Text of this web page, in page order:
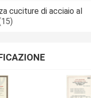
cuciture di acciaio al